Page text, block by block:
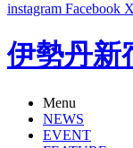
instagram Facebook X
伊勢丹新
Menu
NEWS
EVENT